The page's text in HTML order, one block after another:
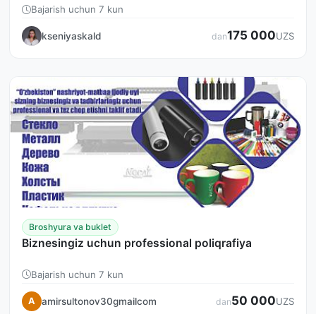
Bajarish uchun 7 kun
kseniyaskald dan175 000UZS
Broshyura va buklet
Biznesingiz uchun professional poliqrafiya
Bajarish uchun 7 kun
A amirsultonov30gmailcom dan50 000UZS